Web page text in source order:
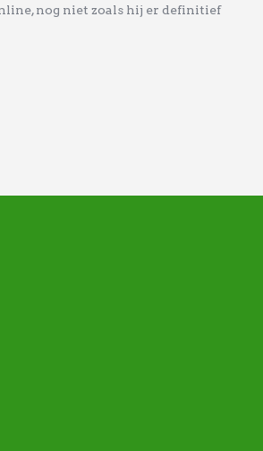
nog niet zoals hij er definitief